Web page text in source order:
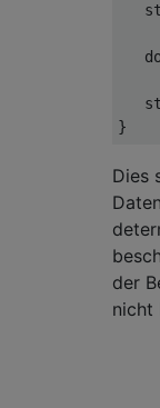
}
Dies
der
nicht